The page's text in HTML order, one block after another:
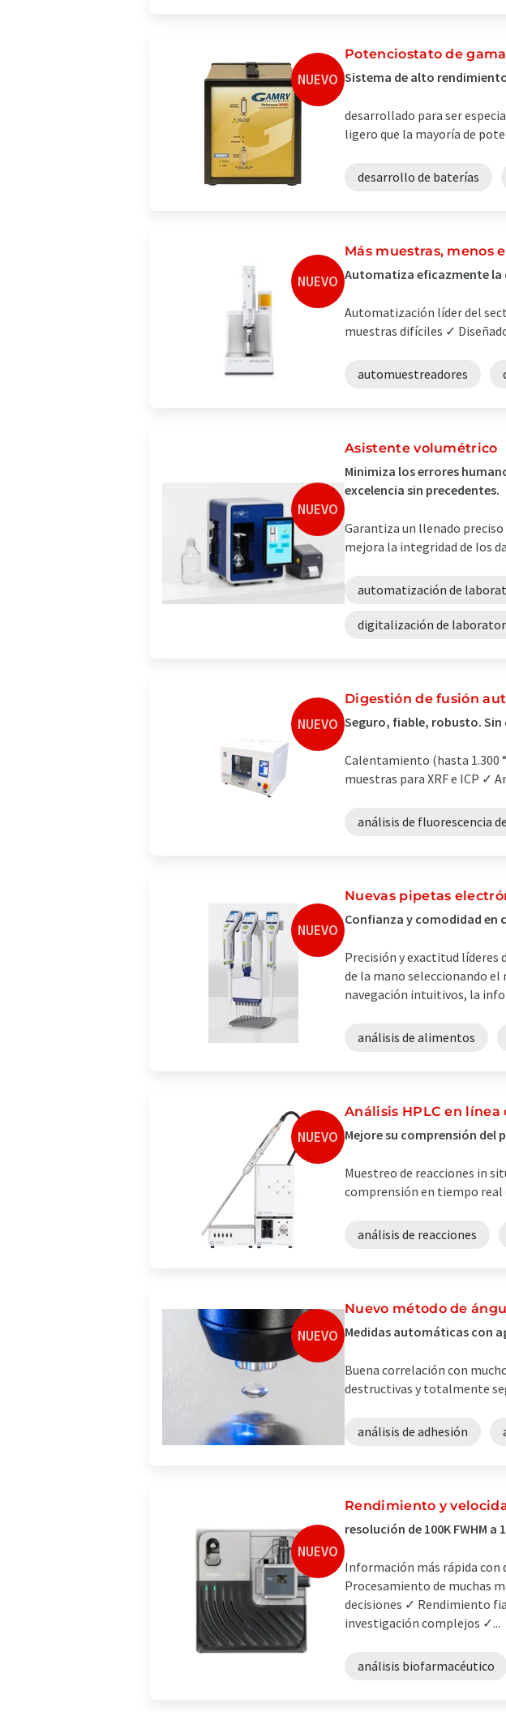
NUEVO
Potenciostato de
Sistema de alto
desarrollado para ser
ligero que la mayoría de
desarrollo de baterías
NUEVO
Más muestras, menos
Automatiza eficazmente la
Automatización líder del
muestras difíciles ✓
automuestreadores
NUEVO
Asistente volumétrico
Minimiza los errores
excelencia sin precedentes.
Garantiza un llenado
mejora la integridad de los
automatización de
digitalización de
NUEVO
Digestión de fusión
Seguro, fiable, robusto.
Calentamiento (hasta 1.300
muestras para XRF e ICP ✓
análisis de fluorescencia
NUEVO
Nuevas pipetas
Confianza y comodidad en
Precisión y exactitud líderes
de la mano seleccionando
navegación intuitivos, la
análisis de alimentos
NUEVO
Análisis HPLC en
Mejore su comprensión del
Muestreo de reacciones in
comprensión en tiempo real
análisis de reacciones
NUEVO
Nuevo método de
Medidas automáticas con
Buena correlación con
destructivas y totalmente
análisis de adhesión
NUEVO
Rendimiento y
resolución de 100K FWHM
Información más rápida con
Procesamiento de muchas
decisiones ✓ Rendimiento
investigación complejos ✓...
análisis biofarmacéutico